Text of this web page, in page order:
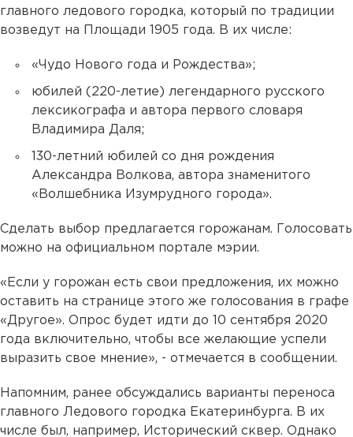
главного ледового городка, который по традиции
возведут на Площади 1905 года. В их числе:
«Чудо Нового года и Рождества»;
юбилей (220-летие) легендарного русского
лексикографа и автора первого словаря
Владимира Даля;
130-летний юбилей со дня рождения
Александра Волкова, автора знаменитого
«Волшебника Изумрудного города».
Сделать выбор предлагается горожанам. Голосовать
можно на официальном портале мэрии.
«Если у горожан есть свои предложения, их можно
оставить на странице этого же голосования в графе
«Другое». Опрос будет идти до 10 сентября 2020
года включительно, чтобы все желающие успели
выразить свое мнение», - отмечается в сообщении.
Напомним, ранее обсуждались варианты переноса
главного Ледового городка Екатеринбурга. В их
числе был, например, Исторический сквер. Однако